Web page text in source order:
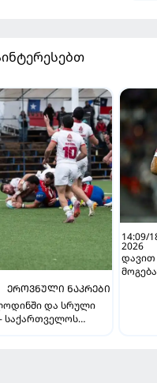
ᲔᲠᲝᲕᲜᲣᲚᲘ ᲜᲐᲙᲠᲔᲑᲘ
და სრული
საქართველოს
14:09/
2026
დავით